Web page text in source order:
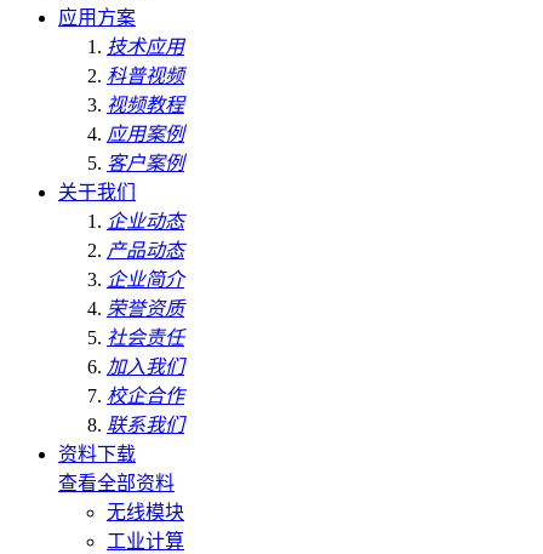
应用方案
技术应用
科普视频
视频教程
应用案例
客户案例
关于我们
企业动态
产品动态
企业简介
荣誉资质
社会责任
加入我们
校企合作
联系我们
资料下载
查看全部资料
无线模块
工业计算